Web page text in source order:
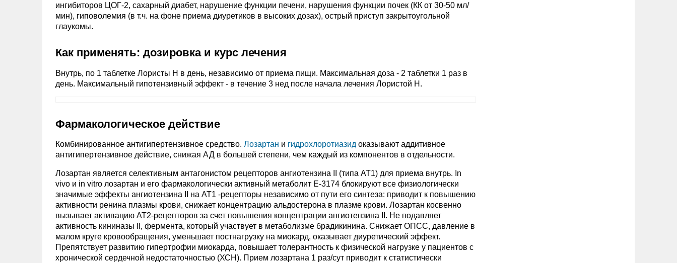
ингибиторов ЦОГ-2, сахарный диабет, нарушение функции печени, нарушения функции почек (КК от 30-50 мл/
мин), гиповолемия (в т.ч. на фоне приема диуретиков в высоких дозах), острый приступ закрытоугольной
глаукомы.
Как применять: дозировка и курс лечения
Внутрь, по 1 таблетке Лористы Н в день, независимо от приема пищи. Максимальная доза - 2 таблетки 1 раз в
день. Максимальный гипотензивный эффект - в течение 3 нед после начала лечения Лористой Н.
Фармакологическое действие
Комбинированное антигипертензивное средство. Лозартан и гидрохлоротиазид оказывают аддитивное
антигипертензивное действие, снижая АД в большей степени, чем каждый из компонентов в отдельности.
Лозартан является селективным антагонистом рецепторов ангиотензина II (типа AT1) для приема внутрь. In
vivo и in vitro лозартан и его фармакологически активный метаболит Е-3174 блокируют все физиологически
значимые эффекты ангиотензина II на AT1 -рецепторы независимо от пути его синтеза: приводит к повышению
активности ренина плазмы крови, снижает концентрацию альдостерона в плазме крови. Лозартан косвенно
вызывает активацию АТ2-рецепторов за счет повышения концентрации ангиотензина II. Не подавляет
активность кининазы II, фермента, который участвует в метаболизме брадикинина. Снижает ОПСС, давление в
малом круге кровообращения, уменьшает постнагрузку на миокард, оказывает диуретический эффект.
Препятствует развитию гипертрофии миокарда, повышает толерантность к физической нагрузке у пациентов с
хронической сердечной недостаточностью (ХСН). Прием лозартана 1 раз/сут приводит к статистически